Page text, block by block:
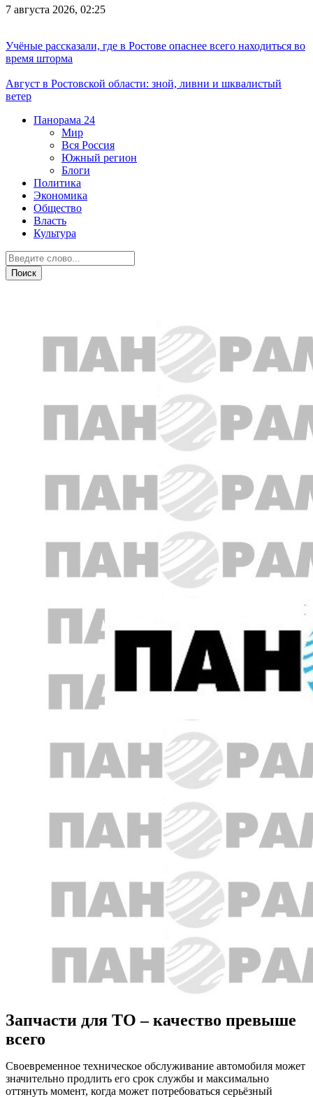
7 августа 2026, 02:25
Учёные рассказали, где в Ростове опаснее всего находиться во
время шторма
Август в Ростовской области: зной, ливни и шквалистый
ветер
Панорама 24
Мир
Вся Россия
Южный регион
Блоги
Политика
Экономика
Общество
Власть
Культура
Запчасти для ТО – качество превыше
всего
Своевременное техническое обслуживание автомобиля может
значительно продлить его срок службы и максимально
оттянуть момент, когда может потребоваться серьёзный